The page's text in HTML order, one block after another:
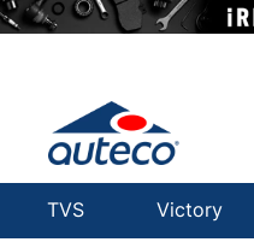
TVS Victory